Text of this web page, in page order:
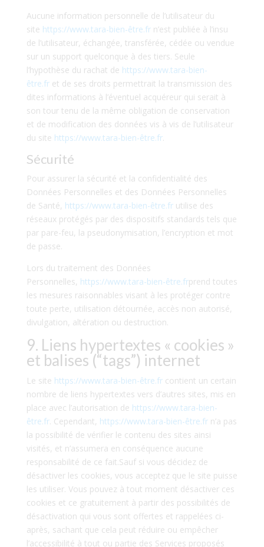
Aucune information personnelle de l’utilisateur du
site https://www.tara-bien-être.frn’est publiée à l’insu
de l’utilisateur, échangée, transférée, cédée ou vendue
sur un support quelconque à des tiers. Seule
l’hypothèse du rachat de https://www.tara-bien-
être.fret de ses droits permettrait la transmission des
dites informations à l’éventuel acquéreur qui serait à
son tour tenu de la même obligation de conservation
et de modification des données vis à vis de l’utilisateur
du site https://www.tara-bien-être.fr.
Sécurité
Pour assurer la sécurité et la confidentialité des
Données Personnelles et des Données Personnelles
de Santé, https://www.tara-bien-être.frutilise des
réseaux protégés par des dispositifs standards tels que
par pare-feu, la pseudonymisation, l’encryption et mot
de passe.
Lors du traitement des Données
Personnelles, https://www.tara-bien-être.frprend toutes
les mesures raisonnables visant à les protéger contre
toute perte, utilisation détournée, accès non autorisé,
divulgation, altération ou destruction.
9. Liens hypertextes « cookies »
et balises (“tags”) internet
Le site https://www.tara-bien-être.frcontient un certain
nombre de liens hypertextes vers d’autres sites, mis en
place avec l’autorisation de https://www.tara-bien-
être.fr. Cependant, https://www.tara-bien-être.frn’a pas
la possibilité de vérifier le contenu des sites ainsi
visités, et n’assumera en conséquence aucune
responsabilité de ce fait.Sauf si vous décidez de
désactiver les cookies, vous acceptez que le site puisse
les utiliser. Vous pouvez à tout moment désactiver ces
cookies et ce gratuitement à partir des possibilités de
désactivation qui vous sont offertes et rappelées ci-
après, sachant que cela peut réduire ou empêcher
l’accessibilité à tout ou partie des Services proposés